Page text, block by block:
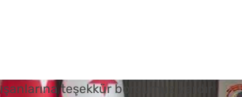
teşekkür borcumuz vardır